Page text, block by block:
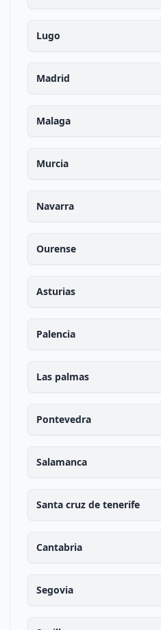
Lugo
Madrid
Malaga
Murcia
Navarra
Ourense
Asturias
Palencia
Las palmas
Pontevedra
Salamanca
Santa cruz de tenerife
Cantabria
Segovia